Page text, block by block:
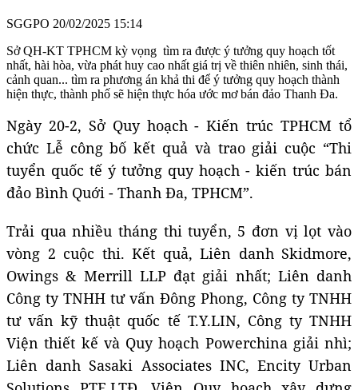
SGGPO 20/02/2025 15:14
Sở QH-KT TPHCM kỳ vọng tìm ra được ý tưởng quy hoạch tốt
nhất, hài hòa, vừa phát huy cao nhất giá trị về thiên nhiên, sinh thái,
cảnh quan... tìm ra phương án khả thi để ý tưởng quy hoạch thành
hiện thực, thành phố sẽ hiện thực hóa ước mơ bán đảo Thanh Đa.
Ngày 20-2, Sở Quy hoạch - Kiến trúc TPHCM tổ
chức Lễ công bố kết quả và trao giải cuộc “Thi
tuyển quốc tế ý tưởng quy hoạch - kiến trúc bán
đảo Bình Quới - Thanh Đa, TPHCM”.
Trải qua nhiều tháng thi tuyển, 5 đơn vị lọt vào
vòng 2 cuộc thi. Kết quả, Liên danh Skidmore,
Owings & Merrill LLP đạt giải nhất; Liên danh
Công ty TNHH tư vấn Đông Phong, Công ty TNHH
tư vấn kỹ thuật quốc tế T.Y.LIN, Công ty TNHH
Viện thiết kế và Quy hoạch Powerchina giải nhì;
Liên danh Sasaki Associates INC, Encity Urban